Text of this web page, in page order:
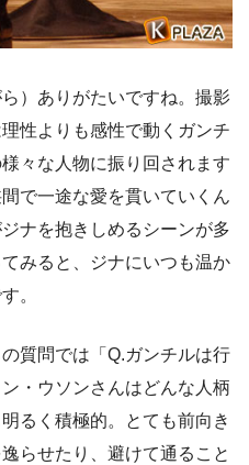
ら）ありがたいですね。撮影
性よりも感性で動くガンチ
々な人物に振り回されます
で一途な愛を貫いていくん
ナを抱きしめるシーンが多
みると、ジナにいつも温か
。
質問では「Q.ガンチルは行
・ウソンさんはどんな人柄
るく積極的。とても前向き
らせたり、避けて通ること